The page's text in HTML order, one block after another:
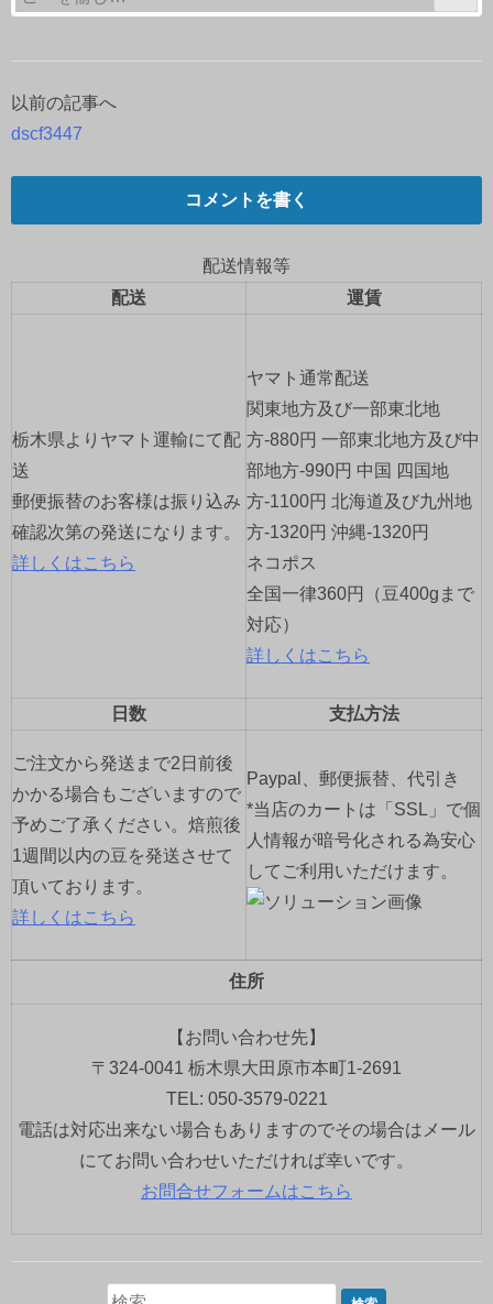
投
ョ
ン
以前の記事へ
dscf3447
コメントを書く
配送情報等
配送
運賃
栃木県よりヤマト運輸にて配
送
郵便振替のお客様は振り込み
確認次第の発送になります。
詳しくはこちら
ヤマト通常配送
関東地方及び一部東北地
方-880円 一部東北地方及び中
部地方-990円 中国 四国地
方-1100円 北海道及び九州地
方-1320円 沖縄-1320円
ネコポス
全国一律360円（豆400gまで
対応）
詳しくはこちら
日数 支払方法
ご注文から発送まで2日前後
かかる場合もございますので
予めご了承ください。焙煎後
1週間以内の豆を発送させて
頂いております。
詳しくはこちら
Paypal、郵便振替、代引き
*当店のカートは「SSL」で個
人情報が暗号化される為安心
してご利用いただけます。
住所
【お問い合わせ先】
〒324-0041 栃木県大田原市本町1-2691
TEL: 050-3579-0221
電話は対応出来ない場合もありますのでその場合はメール
にてお問い合わせいただければ幸いです。
お問合せフォームはこちら